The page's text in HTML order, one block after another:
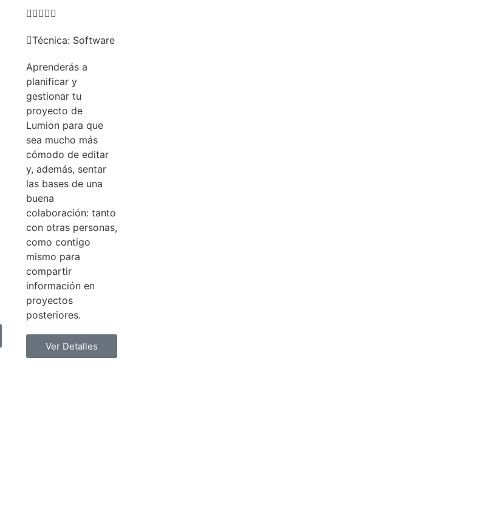

Técnica: Software
Aprenderás a
planificar y
gestionar tu
proyecto de
Lumion para que
sea mucho más
cómodo de editar
y, además, sentar
las bases de una
buena
colaboración: tanto
con otras personas,
como contigo
mismo para
compartir
información en
proyectos
posteriores.
Ver Detalles